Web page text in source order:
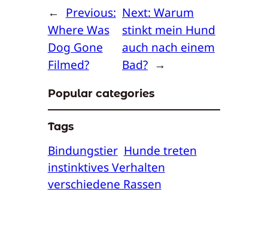
← Previous:
Where Was
Dog Gone
Filmed?
Next:Warum
stinkt mein Hund
auch nach einem
Bad? →
Popular categories
Tags
Bindungstier Hunde treten
instinktives Verhalten
verschiedene Rassen